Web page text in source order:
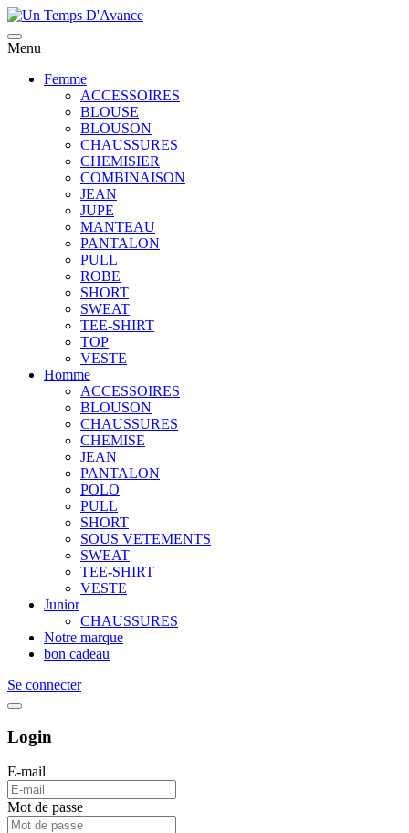
Menu
Femme
ACCESSOIRES
BLOUSE
BLOUSON
CHAUSSURES
CHEMISIER
COMBINAISON
JEAN
JUPE
MANTEAU
PANTALON
PULL
ROBE
SHORT
SWEAT
TEE-SHIRT
TOP
VESTE
Homme
ACCESSOIRES
BLOUSON
CHAUSSURES
CHEMISE
JEAN
PANTALON
POLO
PULL
SHORT
SOUS VETEMENTS
SWEAT
TEE-SHIRT
VESTE
Junior
CHAUSSURES
Notre marque
bon cadeau
Se connecter
Login
E-mail
Mot de passe